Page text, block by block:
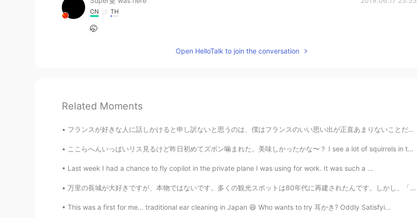
CN TH
🤭
Open HelloTalk to join the conversation
Related Moments
フランスが好きな人に話しかけると申し訳ないと思うのは、僕はフランスのいい思い出が正直あまりないことだ。フランスを好きになってくれて嬉しいし、水を差したくないけど、僕と話したら恐らくフランスのこと...
ここらへんいっぱいリス見るけど昨日初めてズボン噛まれた。美味しかったかな〜？ I see a lot of squirrels in the area here, but this is th...
Last week I had a chance to fly copilot in the private plane I was using for work. It was such a ...
万里の長城が大好きですが、本物ではないです。多くの観光スポットは80年代に再建されたんです。しかし、「野长城」と言う部分は古代から残っている建築です。私は2年間北京に住んでいて、4回万里の長城に...
This was a first for me… traditional ear cleaning in Japan 😆 Who wants to try 耳かき? Oddly Satisfyi...